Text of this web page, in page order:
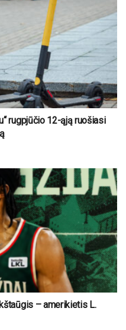
rugpjūčio 12-ąją ruošiasi
– amerikietis L.